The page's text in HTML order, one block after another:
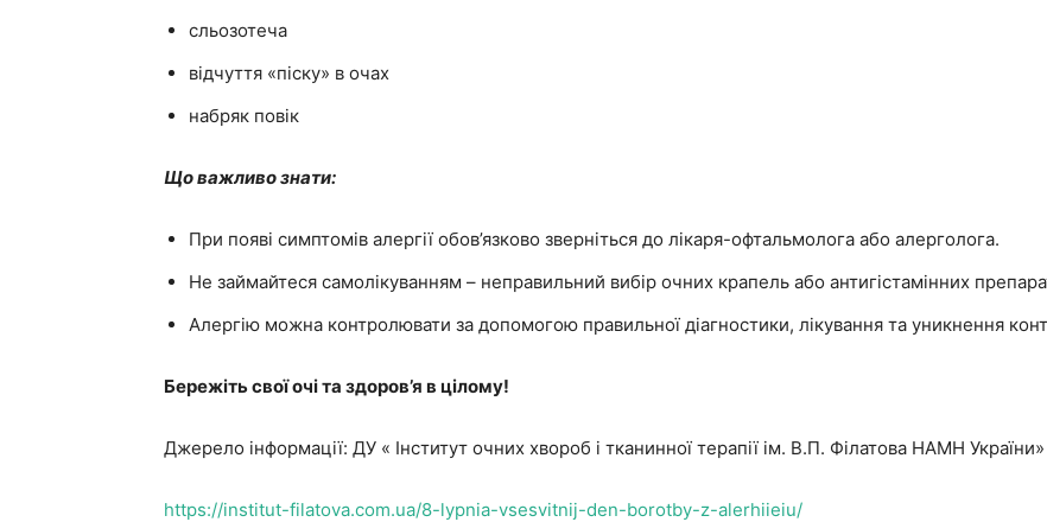
сльозотеча
відчуття «піску» в очах
набряк повік
Що важливо знати:
При появі симптомів алергії обов’язково зверніться до лікаря-офтальмолога або алерголога.
Не займайтеся самолікуванням – неправильний вибір очних крапель або антигістамінних
Алергію можна контролювати за допомогою правильної діагностики, лікування та уникнення
Бережіть свої очі та здоров’я в цілому!
Джерело інформації: ДУ « Інститут очних хвороб і тканинної терапії ім. В.П. Філатова НАМН України»
https://institut-filatova.com.ua/8-lypnia-vsesvitnij-den-borotby-z-alerhiieiu/